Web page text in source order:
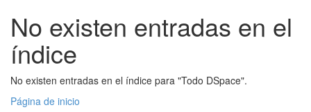
No existen entradas en el
índice
No existen entradas en el índice para "Todo DSpace".
Página de inicio